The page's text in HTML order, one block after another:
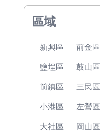
區域
新興區 前金區
鹽埕區 鼓山區
前鎮區 三民區
小港區 左營區
大社區 岡山區